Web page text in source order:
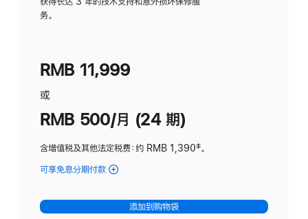
务。
RMB 11,999
或
RMB 500/月 (24 期)
含增值税及其他法定税费：约 RMB 1,390脚
‡。
可享免息分期付款 (Studio
-
标
添加到购物袋